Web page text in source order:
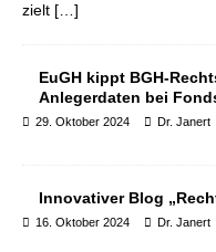
zielt […]
EuGH kippt BGH-
Anlegerdaten bei
29. Oktober 2024 Dr. Janert
Innovativer Blog
16. Oktober 2024 Dr. Janert